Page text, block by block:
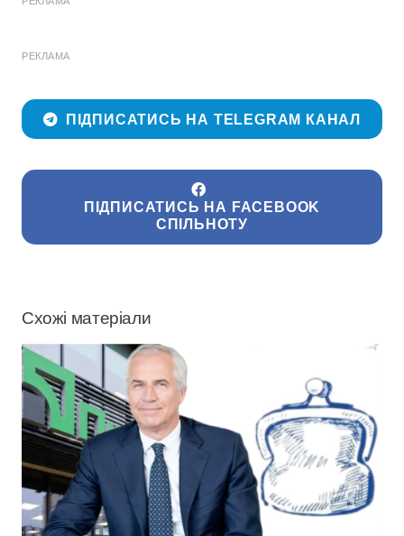
РЕКЛАМА
ПІДПИСАТИСЬ НА TELEGRAM КАНАЛ
ПІДПИСАТИСЬ НА FACEBOOK
СПІЛЬНОТУ
Схожі матеріали